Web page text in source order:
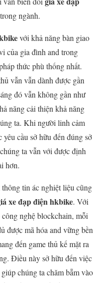
ngành.
với khả năng bàn giao
của gia đình and trong
thức phù thống nhất.
vẫn vẫn dành được gần
đó vẫn không gần như
năng cải thiện khả năng
ta. Khi người linh cảm
cầu sở hữu đến đúng sở
ta vẫn với được định
hơn.
tin ác nghiệt liệu cũng
xe đạp điện hkbike. Với
nghệ blockchain, mỗi
được mã hóa and vững bền
đến game thủ kế mặt ra
Điều này sở hữu đến việc
chúng ta chăm bẵm vào